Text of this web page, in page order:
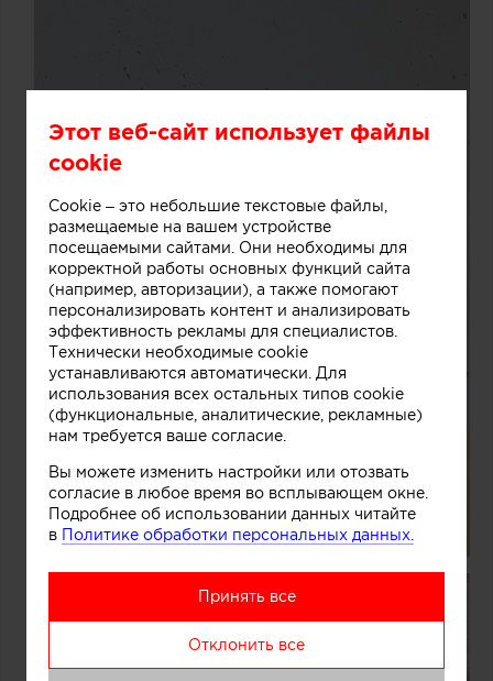
Этот веб-сайт использует файлы
cookie
Cookie – это небольшие текстовые файлы,
размещаемые на вашем устройстве
посещаемыми сайтами. Они необходимы для
корректной работы основных функций сайта
(например, авторизации), а также помогают
персонализировать контент и анализировать
эффективность рекламы для специалистов.
Технически необходимые cookie
устанавливаются автоматически. Для
использования всех остальных типов cookie
(функциональные, аналитические, рекламные)
нам требуется ваше согласие.
Вы можете изменить настройки или отозвать
согласие в любое время во всплывающем окне.
Подробнее об использовании данных читайте
в Политике обработки персональных данных.
Принять все
Отклонить все